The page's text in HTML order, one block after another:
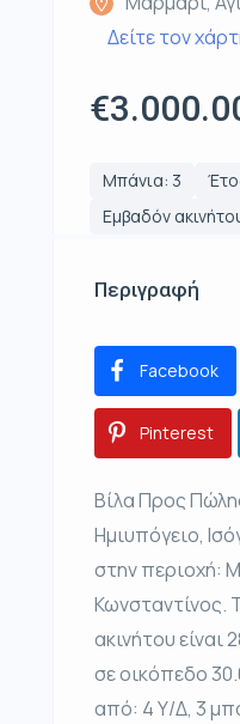
Δείτε τον
Μπάνια: 3
Εμβαδόν
Περιγραφή
Facebook
Pinterest
Βίλα Προς
Ημιυπόγειο,
στην περιοχή:
Κωνσταντίνος.
ακινήτου είναι
σε οικόπεδο
από: 4 Υ/Δ, 3